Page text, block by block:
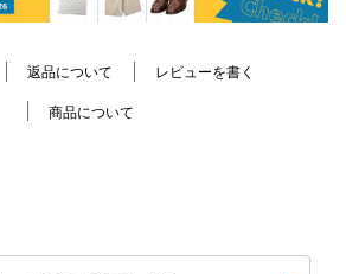
返品について レビューを書く
商品について